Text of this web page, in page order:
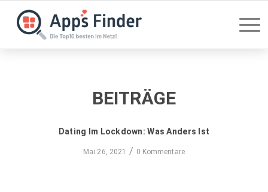
BEITRÄGE
Dating Im Lockdown: Was Anders Ist
Mai 26, 2021 / 0 Kommentare